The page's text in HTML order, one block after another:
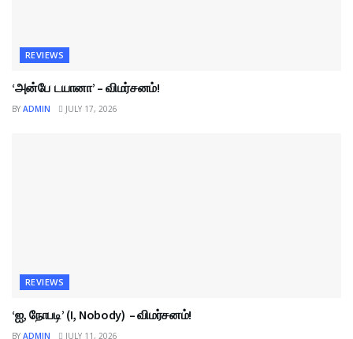
REVIEWS
‘அன்பே டயானா’ – விமர்சனம்!
BY ADMIN JULY 17, 2026
REVIEWS
‘ஐ, நோபடி’ (I, Nobody) – விமர்சனம்!
BY ADMIN JULY 11, 2026